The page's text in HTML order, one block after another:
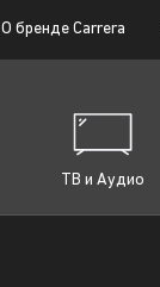
О бренде Carrera
ТВ и Аудио